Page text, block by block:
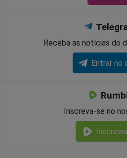
Receba as notícias do
Entrar no
Inscreva-se no